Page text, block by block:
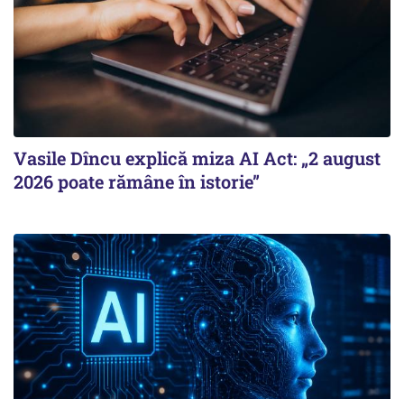
Vasile Dîncu explică miza AI Act: „2 august
2026 poate rămâne în istorie”